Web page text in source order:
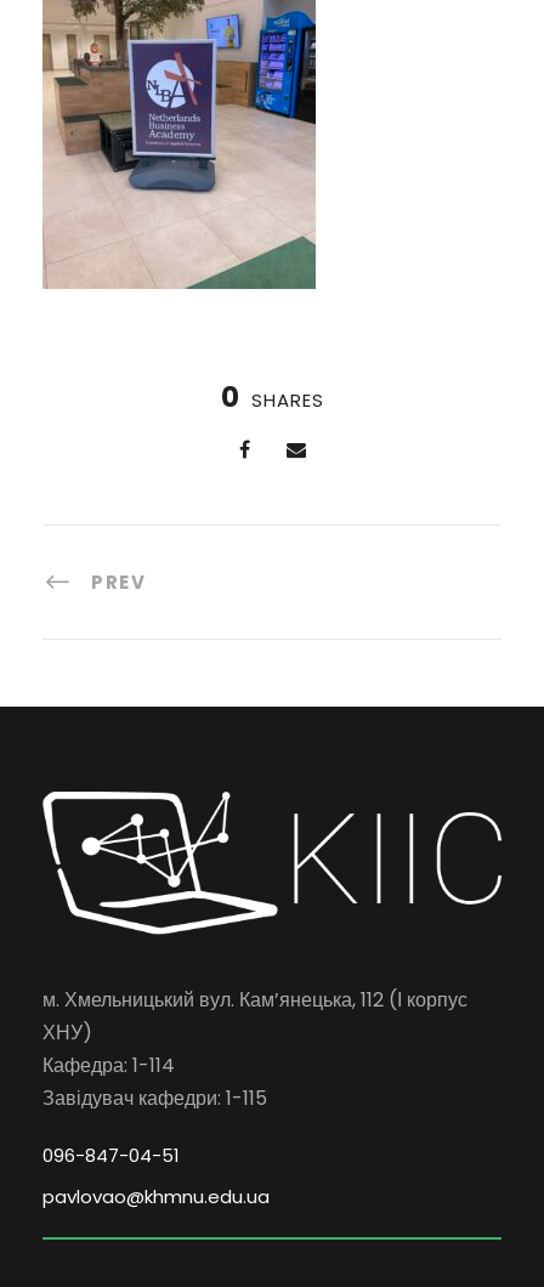
0 SHARES
PREV
м. Хмельницький вул. Кам’янецька, 112 (І корпус
ХНУ)
Кафедра: 1-114
Завідувач кафедри: 1-115
096-847-04-51
pavlovao@khmnu.edu.ua